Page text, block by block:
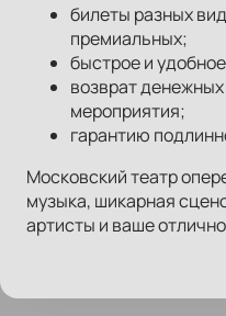
билеты разных
премиальных;
быстрое и
возврат
мероприятия;
гарантию
Московский театр
музыка, шикарная
артисты и ваше